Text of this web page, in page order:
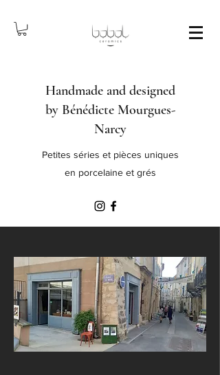
Handmade and designed
by Bénédicte Mourgues-
Narcy
Petites séries et pièces uniques
en porcelaine et grés